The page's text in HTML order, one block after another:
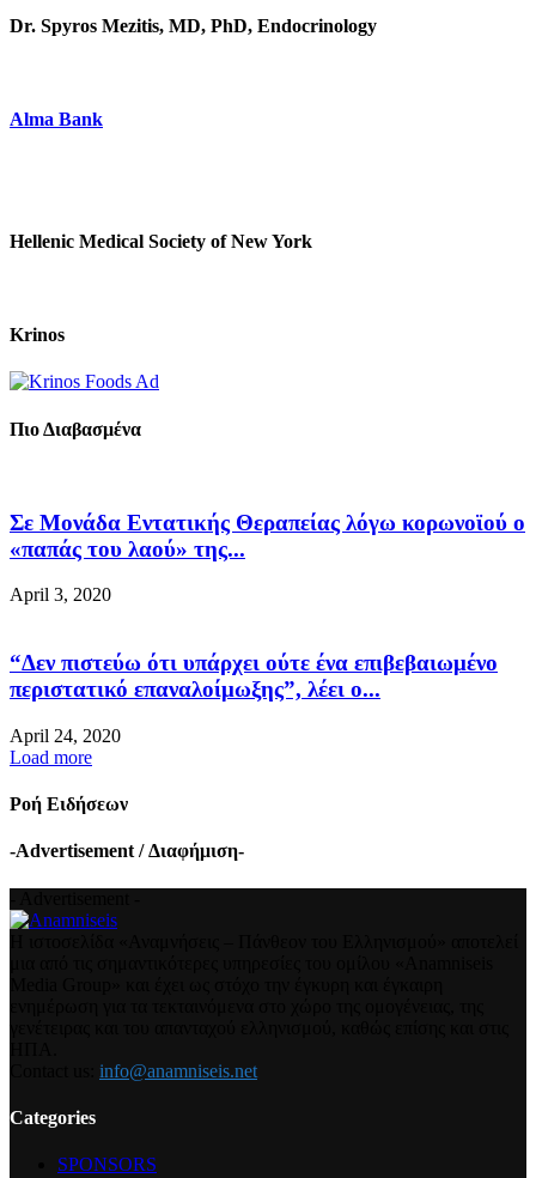
Dr. Spyros Mezitis, MD, PhD, Endocrinology
Alma Bank
Hellenic Medical Society of New York
Krinos
Πιο Διαβασμένα
Σε Μονάδα Εντατικής Θεραπείας λόγω κορωνοϊού ο
«παπάς του λαού» της...
April 3, 2020
“Δεν πιστεύω ότι υπάρχει ούτε ένα επιβεβαιωμένο
περιστατικό επαναλοίμωξης”, λέει ο...
April 24, 2020
Load more
Ροή Ειδήσεων
-Advertisement / Διαφήμιση-
info@anamniseis.net
Categories
SPONSORS